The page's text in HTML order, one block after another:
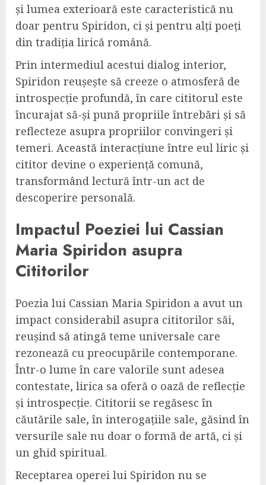
și lumea exterioară este caracteristică nu
doar pentru Spiridon, ci și pentru alți poeți
din tradiția lirică română.
Prin intermediul acestui dialog interior,
Spiridon reușește să creeze o atmosferă de
introspecție profundă, în care cititorul este
încurajat să-și pună propriile întrebări și să
reflecteze asupra propriilor convingeri și
temeri. Această interacțiune între eul liric și
cititor devine o experiență comună,
transformând lectură într-un act de
descoperire personală.
Impactul Poeziei lui Cassian
Maria Spiridon asupra
Cititorilor
Poezia lui Cassian Maria Spiridon a avut un
impact considerabil asupra cititorilor săi,
reușind să atingă teme universale care
rezonează cu preocupările contemporane.
Într-o lume în care valorile sunt adesea
contestate, lirica sa oferă o oază de reflecție
și introspecție. Cititorii se regăsesc în
căutările sale, în interogațiile sale, găsind în
versurile sale nu doar o formă de artă, ci și
un ghid spiritual.
Receptarea operei lui Spiridon nu se